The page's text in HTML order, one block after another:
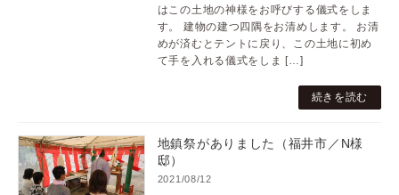
はこの土地の神様をお呼びする儀式をしま
す。 建物の建つ四隅をお清めします。 お清
めが済むとテントに戻り、この土地に初め
て手を入れる儀式をしま […]
続きを読む
地鎮祭がありました（福井市／N様
邸）
2021/08/12